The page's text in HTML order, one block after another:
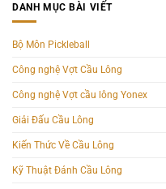
DANH MỤC BÀI VIẾT
Bộ Môn Pickleball
Công nghệ Vợt Cầu Lông
Công nghệ Vợt cầu lông Yonex
Giải Đấu Cầu Lông
Kiến Thức Về Cầu Lông
Kỹ Thuật Đánh Cầu Lông